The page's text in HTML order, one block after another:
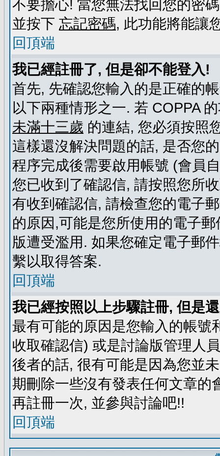
不要擔心! 當您無法找回您的密
並按下 忘記密碼, 此功能將能讓
回頂端
我已經註冊了, 但是卻不能登入!
首先, 先確認您輸入的是正確的
以下兩種情形之一. 若 COPPA
未滿十三歲 的連結, 您必須按照
這樣還沒解決問題的話, 是否您
程序完成後需要啟用帳號 (會員
您已收到了確認信, 請按照您所
有收到確認信, 請檢查您的電子
的原因,可能是您所使用的電子
版遭受濫用. 如果您確定電子郵
繫以取得答案.
回頂端
我已經按照以上步驟註冊, 但是
最有可能的原因是您輸入的帳號
收取確認信) 或是討論版管理人
後者的話, 很有可能是因為您並
期刪除一些沒有發表任何文章的
再註冊一次, 並參與討論吧!!
回頂端